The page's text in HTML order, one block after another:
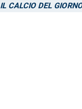
IL CALCIO DEL